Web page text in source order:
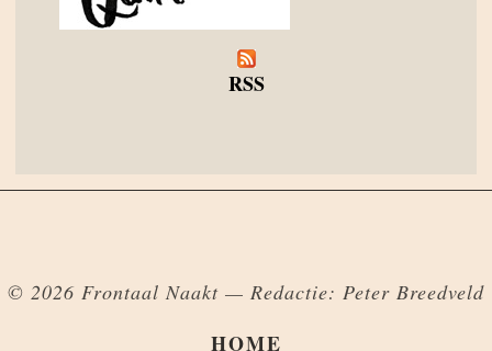
RSS
© 2026 Frontaal Naakt — Redactie: Peter Breedveld
HOME